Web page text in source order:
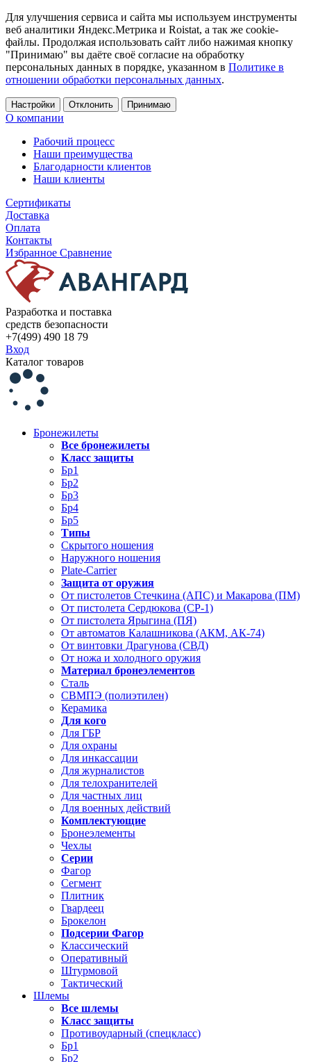
Для улучшения сервиса и сайта мы используем инструменты
веб аналитики Яндекс.Метрика и Roistat, а так же cookie-
файлы. Продолжая использовать сайт либо нажимая кнопку
"Принимаю" вы даёте своё согласие на обработку
персональных данных в порядке, указанном в Политике в
отношении обработки персональных данных.
Настройки Отклонить Принимаю
О компании
Рабочий процесс
Наши преимущества
Благодарности клиентов
Наши клиенты
Сертификаты
Доставка
Оплата
Контакты
Избранное Сравнение
Разработка и поставка
средств безопасности
+7(499) 490 18 79
Вход
Каталог товаров
Бронежилеты
Все бронежилеты
Класс защиты
Бр1
Бр2
Бр3
Бр4
Бр5
Типы
Скрытого ношения
Наружного ношения
Plate-Carrier
Защита от оружия
От пистолетов Стечкина (АПС) и Макарова (ПМ)
От пистолета Сердюкова (СР-1)
От пистолета Ярыгина (ПЯ)
От автоматов Калашникова (АКМ, АК-74)
От винтовки Драгунова (СВД)
От ножа и холодного оружия
Материал бронеэлементов
Сталь
СВМПЭ (полиэтилен)
Керамика
Для кого
Для ГБР
Для охраны
Для инкассации
Для журналистов
Для телохранителей
Для частных лиц
Для военных действий
Комплектующие
Бронеэлементы
Чехлы
Серии
Фагор
Сегмент
Плитник
Гвардеец
Брокелон
Подсерии Фагор
Классический
Оперативный
Штурмовой
Тактический
Шлемы
Все шлемы
Класс защиты
Противоударный (спецкласс)
Бр1
Бр2